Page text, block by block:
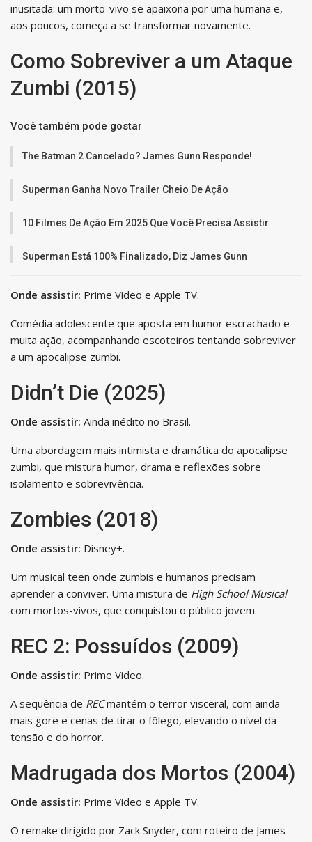
inusitada: um morto-vivo se apaixona por uma humana e,
aos poucos, começa a se transformar novamente.
Como Sobreviver a um Ataque
Zumbi (2015)
Você também pode gostar
The Batman 2 Cancelado? James Gunn Responde!
Superman Ganha Novo Trailer Cheio De Ação
10 Filmes De Ação Em 2025 Que Você Precisa Assistir
Superman Está 100% Finalizado, Diz James Gunn
Onde assistir: Prime Video e Apple TV.
Comédia adolescente que aposta em humor escrachado e
muita ação, acompanhando escoteiros tentando sobreviver
a um apocalipse zumbi.
Didn’t Die (2025)
Onde assistir: Ainda inédito no Brasil.
Uma abordagem mais intimista e dramática do apocalipse
zumbi, que mistura humor, drama e reflexões sobre
isolamento e sobrevivência.
Zombies (2018)
Onde assistir: Disney+.
Um musical teen onde zumbis e humanos precisam
aprender a conviver. Uma mistura de High School Musical
com mortos-vivos, que conquistou o público jovem.
REC 2: Possuídos (2009)
Onde assistir: Prime Video.
A sequência de RECmantém o terror visceral, com ainda
mais gore e cenas de tirar o fôlego, elevando o nível da
tensão e do horror.
Madrugada dos Mortos (2004)
Onde assistir: Prime Video e Apple TV.
O remake dirigido por Zack Snyder, com roteiro de James